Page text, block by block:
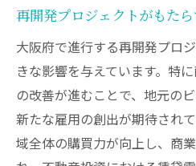
戦略
戦略的に再開発エリ
市場動向に基づいた
再開発エリアでのリ
再開発を見据えた資
効果的な再開発投資
再開発プロジェクトがもた
大阪府で進行する再開発プロ
きな影響を与えています。特
の改善が進むことで、地元の
新たな雇用の創出が期待され
域全体の購買力が向上し、商